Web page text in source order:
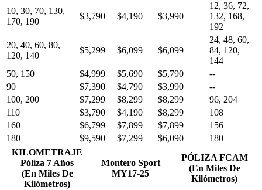
10, 30, 70, 130,
170, 190
$3,790 $4,190 $3,990
12, 36, 72,
132, 168,
192
20, 40, 60, 80,
120, 140
$5,299 $6,099 $6,099
24, 48, 60,
84, 120,
144
50, 150
$4,999 $5,690 $5,790
--
90
$7,390 $4,790 $3,990
--
100, 200
$7,299 $8,299 $8,299
96, 204
110
$3,790 $4,190 $8,299
108
160
$6,799 $7,899 $7,899
156
180
$9,590 $7,299 $6,090
180
KILOMETRAJE
Póliza 7 Años
(En Miles De
Kilómetros)
Montero Sport
MY17-25
PÓLIZA FCAM
(En Miles De
Kilómetros)